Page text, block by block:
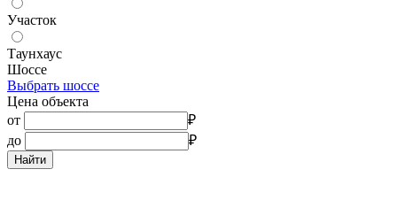
Участок
Таунхаус
Шоссе
Выбрать шоссе
Цена объекта
от
₽
до
₽
Найти